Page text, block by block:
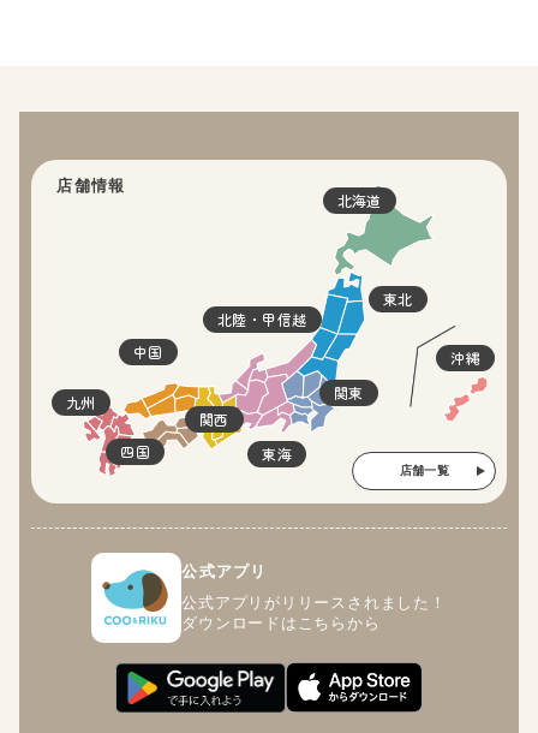
店舗情報
北海道
東北
関東
北陸・甲信越
東海
関西
四国
中国
九州
沖縄
店舗一覧
公式アプリ
公式アプリがリリースされました！
ダウンロードはこちらから